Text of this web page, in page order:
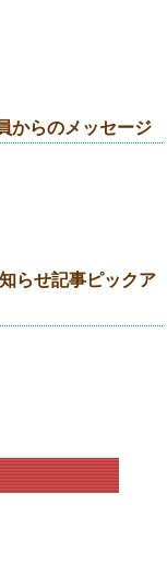
からのメッセージ
らせ記事ピックア